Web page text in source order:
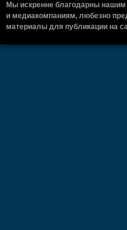
Мы искренне благодарны
и медиакомпаниям, любезно
материалы для публикации на